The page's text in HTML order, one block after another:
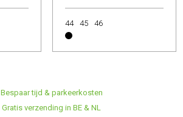
44 45 46
Bespaar tijd & parkeerkosten
Gratis verzending in BE & NL